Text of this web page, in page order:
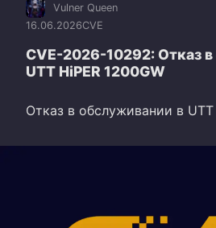
Vulner Queen
16.06.2026CVE
CVE-2026-10292: Отказ
UTT HiPER 1200GW
Отказ в обслуживании в UTT